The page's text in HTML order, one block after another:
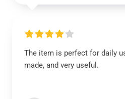
The item is perfect for daily
made, and very useful.